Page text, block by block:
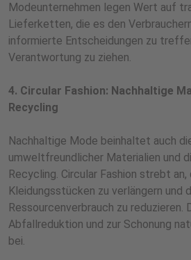
Modeunternehmen legen Wert auf
Lieferketten, die es den
informierte Entscheidungen zu
Verantwortung zu ziehen.
4. Circular Fashion: Nachhaltige
Recycling
Nachhaltige Mode beinhaltet auch
umweltfreundlicher Materialien und
Recycling. Circular Fashion strebt
Kleidungsstücken zu verlängern und
Ressourcenverbrauch zu
Abfallreduktion und zur Schonung
bei.